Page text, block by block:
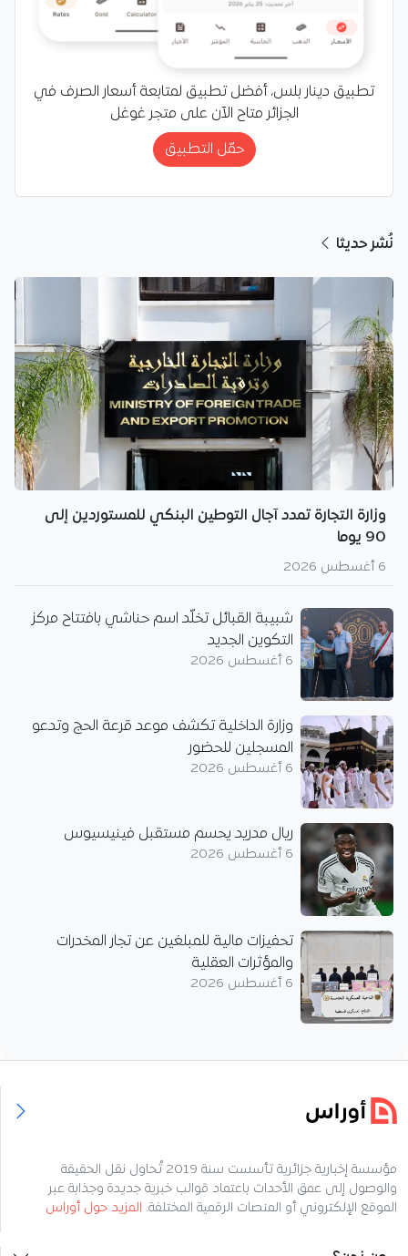
تطبيق دينار بلس، أفضل تطبيق لمتابعة أسعار الصرف في
الجزائر متاح الآن على متجر غوغل
حمّل التطبيق
نُشر حديثا
وزارة التجارة تمدد آجال التوطين البنكي للمستوردين إلى
90 يوما
6 أغسطس 2026
شبيبة القبائل تخلّد اسم حناشي بافتتاح مركز
التكوين الجديد
6 أغسطس 2026
وزارة الداخلية تكشف موعد قرعة الحج وتدعو
المسجلين للحضور
6 أغسطس 2026
ريال مدريد يحسم مستقبل فينيسيوس
6 أغسطس 2026
تحفيزات مالية للمبلغين عن تجار المخدرات
والمؤثرات العقلية
6 أغسطس 2026
مؤسسة إخبارية جزائرية تأسست سنة 2019 تُحاول نقل الحقيقة
والوصول إلى عمق الأحداث باعتماد قوالب خبرية جديدة وجذابة عبر
الموقع الإلكتروني أو المنصات الرقمية المختلفة. المزيد حول أوراس